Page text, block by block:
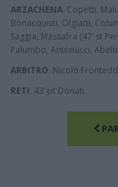
ARZACHENA: Copetti,
Bonacquisti, Olgiatti,
Saggia, Massafra (47’ st
Palumbo, Antonucci,
ARBITRO: Nicolò
RETI: 43’ pt Donati.